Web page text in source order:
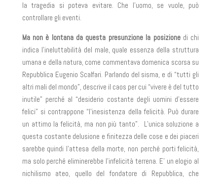
la tragedia si poteva evitare. Che l’uomo, se vuole, può
controllare gli eventi.
Ma non è lontana da questa presunzione la posizionedi chi
indica l’ineluttabilità del male, quale essenza della struttura
umana e della natura, come commentava domenica scorsa su
Repubblica Eugenio Scalfari. Parlando del sisma, e di “tutti gli
altri mali del mondo”, descrive il caos per cui “vivere è del tutto
inutile” perché al “desiderio costante degli uomini d’essere
felici” si contrappone “l’inesistenza della felicità. Può durare
un attimo la felicità, ma non più tanto”. L’unica soluzione a
questa costante delusione e finitezza delle cose e dei piaceri
sarebbe quindi l’attesa della morte, non perché porti felicità,
ma solo perché eliminerebbe l’infelicità terrena. E’ un elogio al
nichilismo ateo, quello del fondatore di Repubblica, che